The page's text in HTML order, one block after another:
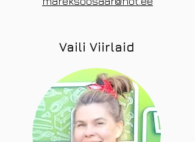
Vaili Viirlaid